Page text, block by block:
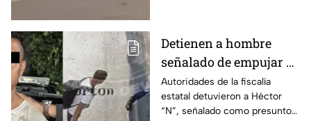
Detienen a hombre
señalado de empujar a
adulto mayor que
murió arrollado por
Autoridades de la fiscalía
estatal detuvieron a Héctor
“N”, señalado como presunto